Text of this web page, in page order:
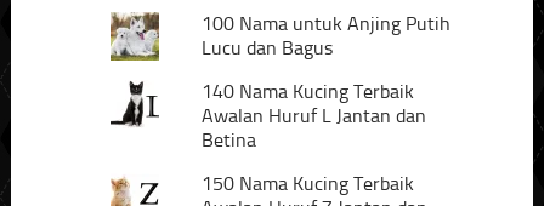
100 Nama untuk Anjing Putih
Lucu dan Bagus
140 Nama Kucing Terbaik
Awalan Huruf L Jantan dan
Betina
150 Nama Kucing Terbaik